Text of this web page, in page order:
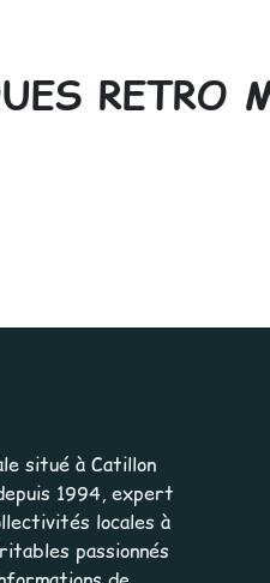
RETRO
situé à Catillon
1994, expert
locales à
passionnés